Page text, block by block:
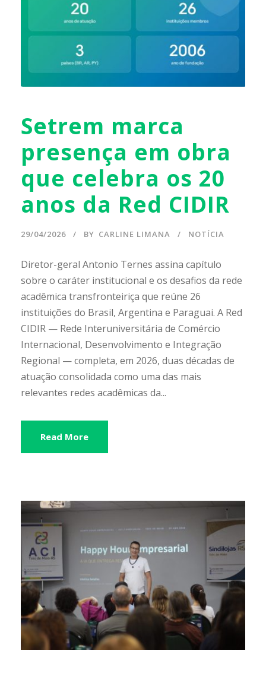
Setrem marca
presença em obra
que celebra os 20
anos da Red CIDIR
29/04/2026 BY CARLINE LIMANA NOTÍCIA
Diretor-geral Antonio Ternes assina capítulo
sobre o caráter institucional e os desafios da rede
acadêmica transfronteiriça que reúne 26
instituições do Brasil, Argentina e Paraguai. A Red
CIDIR — Rede Interuniversitária de Comércio
Internacional, Desenvolvimento e Integração
Regional — completa, em 2026, duas décadas de
atuação consolidada como uma das mais
relevantes redes acadêmicas da...
Read More